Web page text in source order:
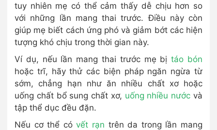
tuy nhiên mẹ có thể cảm thấy dễ chịu hơn so
với những lần mang thai trước. Điều này còn
giúp mẹ biết cách ứng phó và giảm bớt các hiện
tượng khó chịu trong thời gian này.
Ví dụ, nếu lần mang thai trước mẹ bịtáo bón
hoặc trĩ, hãy thử các biện pháp ngăn ngừa từ
sớm, chẳng hạn như ăn nhiều chất xơ hoặc
uống chất bổ sung chất xơ, uống nhiều nước và
tập thể dục đều đặn.
Nếu cơ thể cóvết rạn trên da trong lần mang